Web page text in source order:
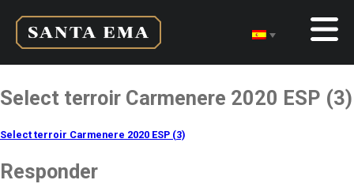
Select terroir Carmenere 2020 ESP (3)
Select terroir Carmenere 2020 ESP (3)
Responder